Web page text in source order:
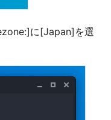
に[Japan]を選